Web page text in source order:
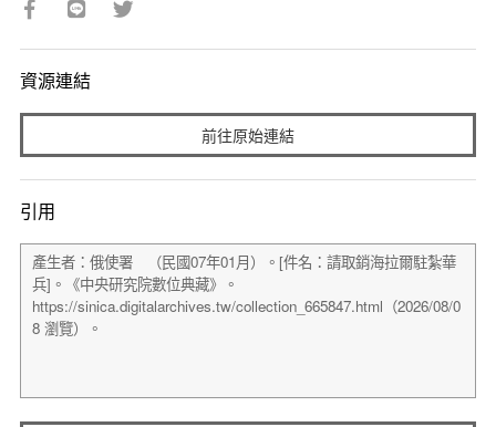
資源連結
前往原始連結
引用